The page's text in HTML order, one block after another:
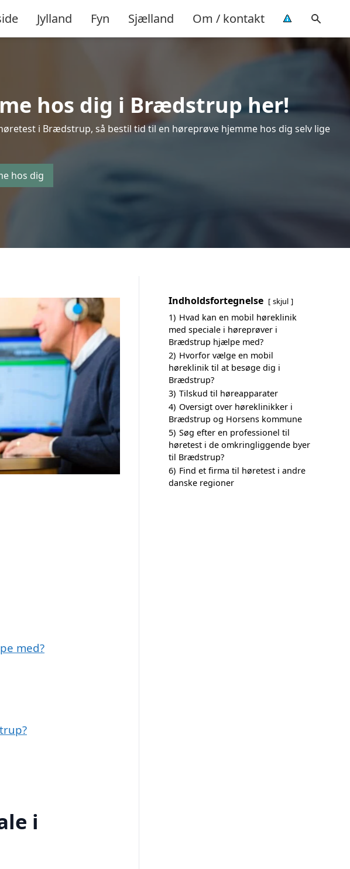
Jylland Fyn Sjælland Om / kontakt
hos dig i Brædstrup her!
i Brædstrup, så bestil tid til en høreprøve hjemme hos dig selv lige
hos dig
med?
i
Indholdsfortegnelse skjul
1) Hvad kan en mobil høreklinik
med speciale i høreprøver i
Brædstrup hjælpe med?
2) Hvorfor vælge en mobil
høreklinik til at besøge dig i
Brædstrup?
3) Tilskud til høreapparater
4) Oversigt over høreklinikker i
Brædstrup og Horsens kommune
5) Søg efter en professionel til
høretest i de omkringliggende byer
til Brædstrup?
6) Find et firma til høretest i andre
danske regioner